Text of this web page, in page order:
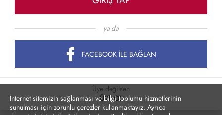
İnternet sitemizin sağlanması ve bilgi toplumu hizmetlerinin
sunulması için zorunlu çerezler kullanmaktayız. Ayrıca
ya da
FACEBOOK İLE BAĞLAN
Üye değilsen
ÜYE OL